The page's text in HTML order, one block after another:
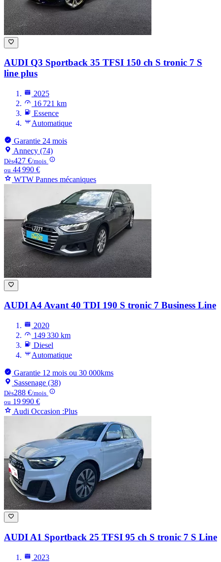
AUDI Q3 Sportback 35 TFSI 150 ch S tronic 7 S
line plus
2025
16 721 km
Essence
Automatique
Garantie 24 mois
Annecy (74)
Dès427 €/mois
ou 44 990 €
WTW Pannes mécaniques
AUDI A4Avant 40 TDI 190 S tronic 7 Business Line
2020
149 330 km
Diesel
Automatique
Garantie 12 mois ou 30 000kms
Sassenage (38)
Dès288 €/mois
ou 19 990 €
Audi Occasion :Plus
AUDI A1 Sportback 25 TFSI 95 ch S tronic 7 S Line
2023